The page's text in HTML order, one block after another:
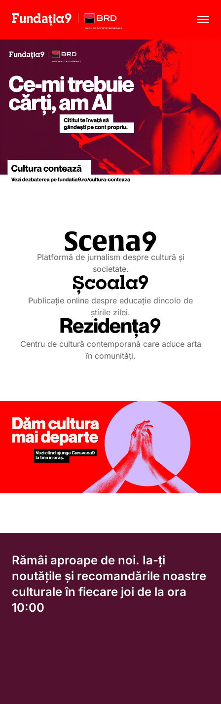
Scena9
Noutăți
Platformă de jurnalism despre cultură și
societate.
Publicație online despre educație dincolo de
știrile zilei.
Centru de cultură contemporană care aduce arta
în comunități.
Rămâi aproape de noi. Ia-ți
noutățile și recomandările noastre
culturale în fiecare joi de la ora
10:00